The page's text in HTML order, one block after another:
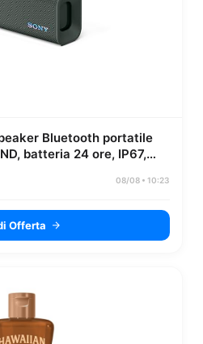
Bluetooth portatile
batteria 24 ore, IP67,
08/08 • 10:23
Offerta